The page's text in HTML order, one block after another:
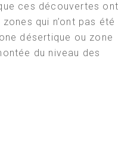
ces découvertes ont
qui n’ont pas été
désertique ou zone
du niveau des